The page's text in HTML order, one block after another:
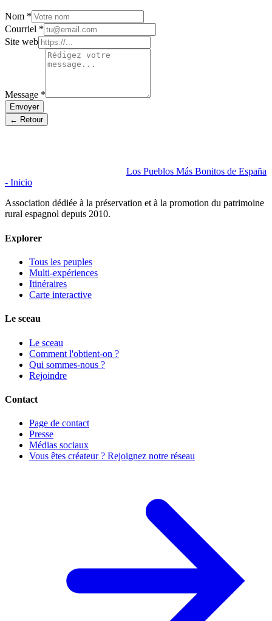
Nom *
Courriel *
Site web
Message *
Envoyer
← Retour
Los Pueblos Más Bonitos de España
- Inicio
Association dédiée à la préservation et à la promotion du patrimoine
rural espagnol depuis 2010.
Explorer
Tous les peuples
Multi-expériences
Itinéraires
Carte interactive
Le sceau
Le sceau
Comment l'obtient-on ?
Qui sommes-nous ?
Rejoindre
Contact
Page de contact
Presse
Médias sociaux
Vous êtes créateur ? Rejoignez notre réseau